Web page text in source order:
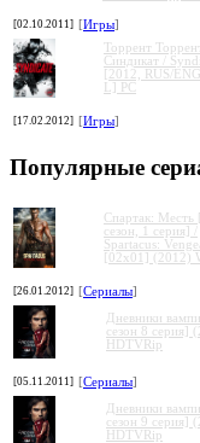
[02.10.2011] [Игры]
Торрент Торрент
Cиндикат /
[2012, RUS/
L] PC
[17.02.2012] [Игры]
Популярные
Спартак: Месть
сезон, 1 серия] /
Spartacus:
[02x01] (2012)
[26.01.2012] [Сериалы]
Дневники
сезон 8 серия]
HDTVRip
[05.11.2011] [Сериалы]
Дневники
сезон 9 серия]
HDTVRip